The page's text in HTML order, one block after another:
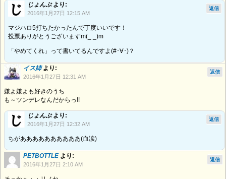
じょんぷ より:
2016年1月27日 12:15 AM
マジハロ5打ちたかったんで丁度いいです！
投票ありがとうございますm(_ _)m
「やめてくれ」って書いてるんですよ(#･∀･)？
返信
イス姉 より:
2016年1月27日 12:31 AM
嫌よ嫌よも好きのうち
も～ツンデレなんだからっ!!
返信
じょんぷ より:
2016年1月27日 12:32 AM
ちがああああああああああ(血涙)
返信
PETBOTTLE より:
2016年1月27日 2:10 AM
返信